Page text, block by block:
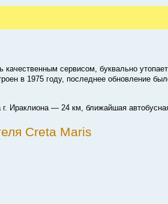
качественным сервисом, буквально
в 1975 году, последнее обновление
г. Ираклиона — 24 км, ближайшая
Creta Maris